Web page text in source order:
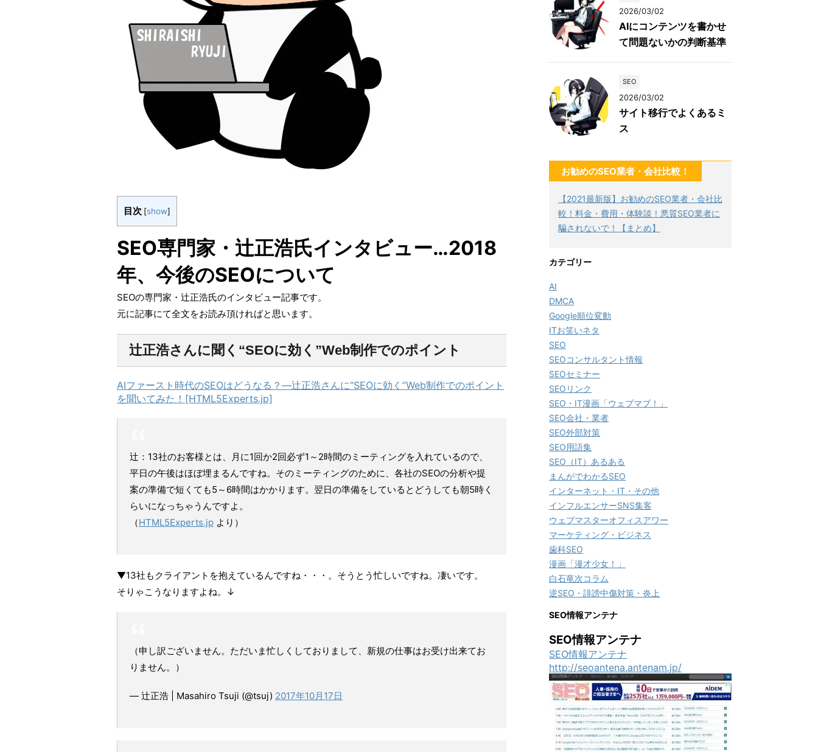
目次 [show]
SEO専門家・辻正浩氏インタビュー…2018
年、今後のSEOについて
SEOの専門家・辻正浩氏のインタビュー記事です。
元に記事にて全文をお読み頂ければと思います。
辻正浩さんに聞く“SEOに効く”Web制作でのポイント
AIファースト時代のSEOはどうなる？―辻正浩さんに“SEOに効く”Web制作でのポイント
を聞いてみた！[HTML5Experts.jp]
辻：13社のお客様とは、月に1回か2回必ず1～2時間のミーティングを入れているので、
平日の午後はほぼ埋まるんですね。そのミーティングのために、各社のSEOの分析や提
案の準備で短くても5～6時間はかかります。翌日の準備をしているとどうしても朝5時く
らいになっちゃうんですよ。
（HTML5Experts.jp より）
▼13社もクライアントを抱えているんですね・・・。そうとう忙しいですね。凄いです。
そりゃこうなりますよね。↓
（申し訳ございません。ただいま忙しくしておりまして、新規の仕事はお受け出来てお
りません。）
— 辻正浩 | Masahiro Tsuji (@tsuj) 2017年10月17日
2026/03/02
AIにコンテンツを書かせ
て問題ないかの判断基準
SEO
2026/03/02
サイト移行でよくあるミ
ス
お勧めのSEO業者・会社比較！
【2021最新版】お勧めのSEO業者・会社比
較！料金・費用・体験談！悪質SEO業者に
騙されないで！【まとめ】
カテゴリー
AI
DMCA
Google順位変動
ITお笑いネタ
SEO
SEOコンサルタント情報
SEOセミナー
SEOリンク
SEO・IT漫画「ウェブマブ！」
SEO会社・業者
SEO外部対策
SEO用語集
SEO（IT）あるある
まんがでわかるSEO
インターネット・IT・その他
インフルエンサーSNS集客
ウェブマスターオフィスアワー
マーケティング・ビジネス
歯科SEO
漫画「漫才少女！」
白石竜次コラム
逆SEO・誹謗中傷対策・炎上
SEO情報アンテナ
SEO情報アンテナ
SEO情報アンテナ
http://seoantena.antenam.jp/